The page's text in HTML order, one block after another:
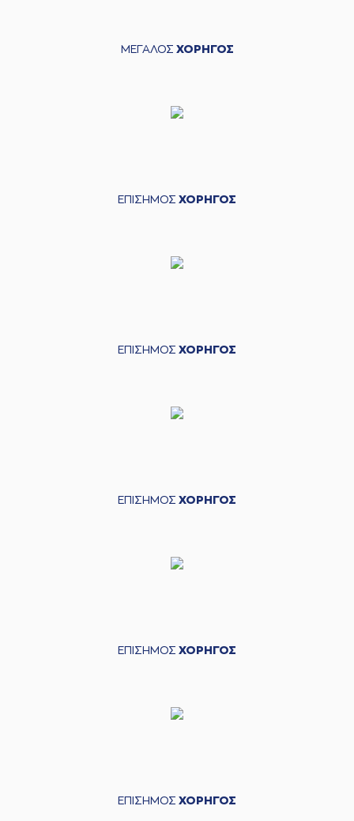
ΜΕΓΑΛΟΣ ΧΟΡΗΓΟΣ
ΕΠΙΣΗΜΟΣ ΧΟΡΗΓΟΣ
ΕΠΙΣΗΜΟΣ ΧΟΡΗΓΟΣ
ΕΠΙΣΗΜΟΣ ΧΟΡΗΓΟΣ
ΕΠΙΣΗΜΟΣ ΧΟΡΗΓΟΣ
ΕΠΙΣΗΜΟΣ ΧΟΡΗΓΟΣ